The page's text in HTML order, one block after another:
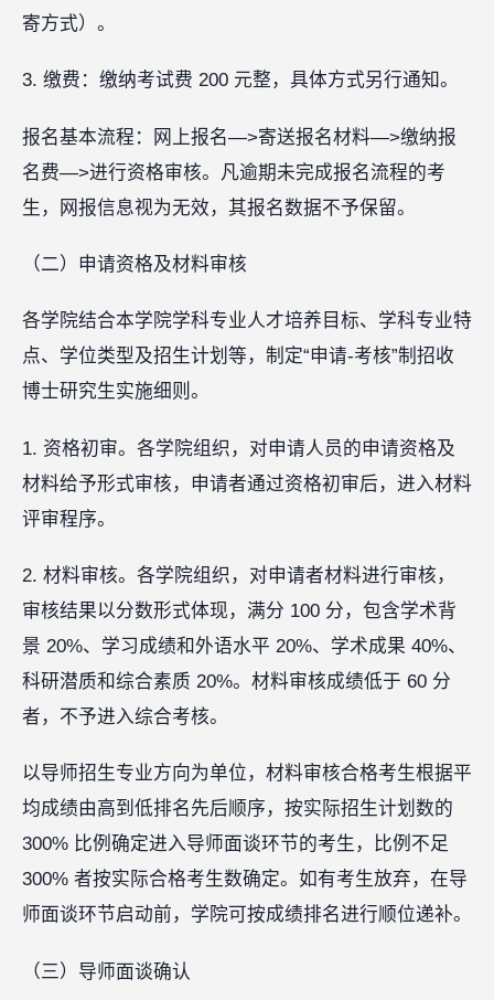
寄方式）。
3. 缴费：缴纳考试费 200 元整，具体方式另行通知。
报名基本流程：网上报名—>寄送报名材料—>缴纳报
名费—>进行资格审核。凡逾期未完成报名流程的考
生，网报信息视为无效，其报名数据不予保留。
（二）申请资格及材料审核
各学院结合本学院学科专业人才培养目标、学科专业特
点、学位类型及招生计划等，制定“申请-考核”制招收
博士研究生实施细则。
1. 资格初审。各学院组织，对申请人员的申请资格及
材料给予形式审核，申请者通过资格初审后，进入材料
评审程序。
2. 材料审核。各学院组织，对申请者材料进行审核，
审核结果以分数形式体现，满分 100 分，包含学术背
景 20%、学习成绩和外语水平 20%、学术成果 40%、
科研潜质和综合素质 20%。材料审核成绩低于 60 分
者，不予进入综合考核。
以导师招生专业方向为单位，材料审核合格考生根据平
均成绩由高到低排名先后顺序，按实际招生计划数的
300% 比例确定进入导师面谈环节的考生，比例不足
300% 者按实际合格考生数确定。如有考生放弃，在导
师面谈环节启动前，学院可按成绩排名进行顺位递补。
（三）导师面谈确认